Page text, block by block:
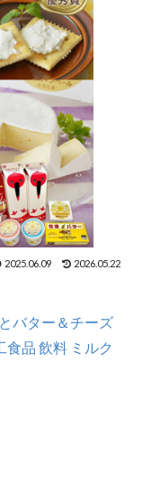
2025.06.09 2026.05.22
バター＆チーズ
食品 飲料 ミルク